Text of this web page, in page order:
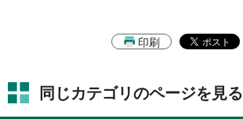
印刷
同じカテゴリのページを見る